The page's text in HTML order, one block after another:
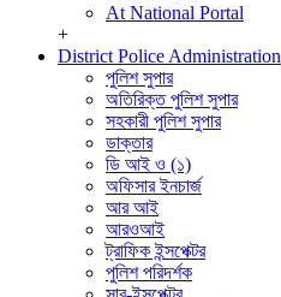
At National Portal
+
District Police Administration
পুলিশ সুপার
অতিরিক্ত পুলিশ সুপার
সহকারী পুলিশ সুপার
ডাক্তার
ডি আই ও (১)
অফিসার ইনচার্জ
আর আই
আরওআই
ট্রাফিক ইন্সপেক্টর
পুলিশ পরিদর্শক